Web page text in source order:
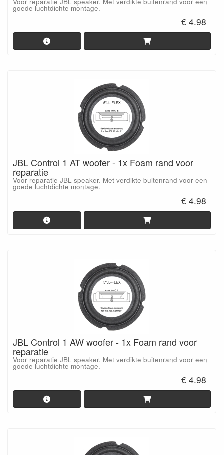
goede luchtdichte montage.
€ 4.98
JBL Control 1 AT woofer - 1x Foam rand voor
reparatie
Voor reparatie JBL speaker. Met verdikte buitenrand voor een
goede luchtdichte montage.
€ 4.98
JBL Control 1 AW woofer - 1x Foam rand voor
reparatie
Voor reparatie JBL speaker. Met verdikte buitenrand voor een
goede luchtdichte montage.
€ 4.98